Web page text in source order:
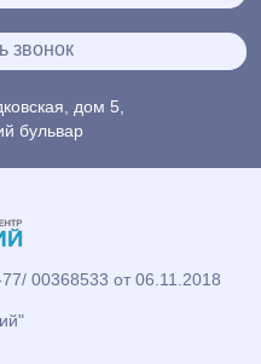
звонок
дом 5,
бульвар
00368533 от 06.11.2018